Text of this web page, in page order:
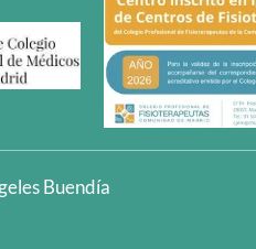
Buendía